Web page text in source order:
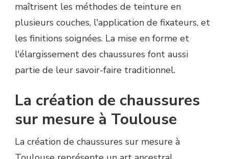
maîtrisent les méthodes de teinture en
plusieurs couches, l'application de fixateurs, et
les finitions soignées. La mise en forme et
l'élargissement des chaussures font aussi
partie de leur savoir-faire traditionnel.
La création de chaussures
sur mesure à Toulouse
La création de chaussures sur mesure à